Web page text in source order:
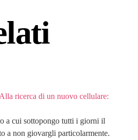
ricerca di un nuovo cellulare:
a cui sottopongo tutti i giorni il
a non giovargli particolarmente.